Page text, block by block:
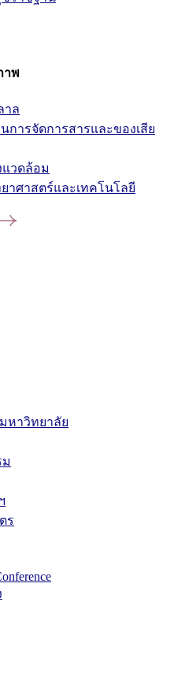
าพ
าล
การจัดการสารและของเสีย
วดล้อม
าศาสตร์และเทคโนโลยี
หาวิทยาลัย
ร